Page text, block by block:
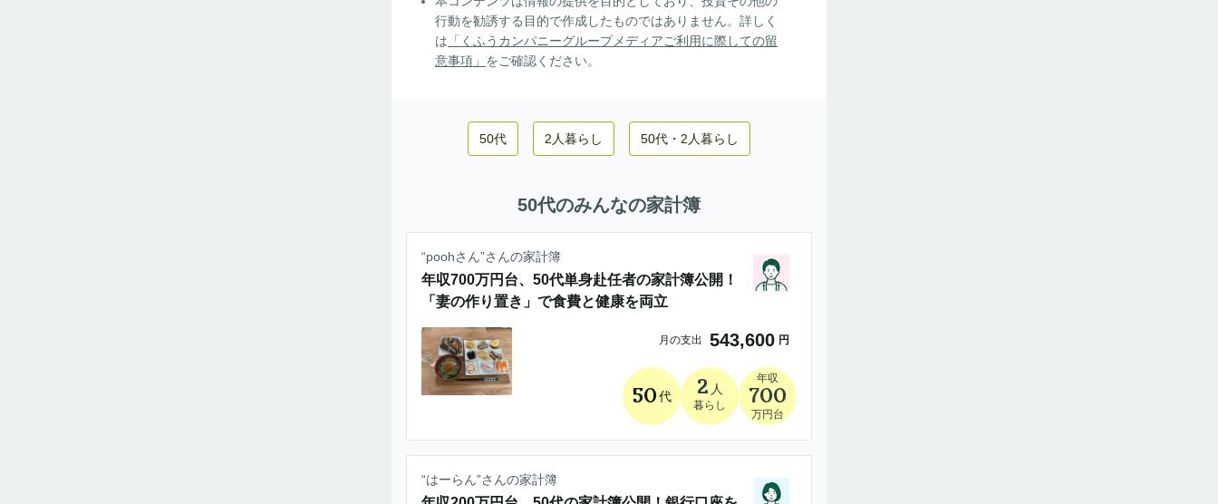
行動を勧誘する目的で作成したものではありません。詳しく
は 「くふうカンパニーグループメディアご利用に際しての留
意事項」 をご確認ください。
50代 2人暮らし 50代 ・ 2人暮らし
50代のみんなの家計簿
“poohさん”さんの家計簿
年収700万円台、50代単身赴任者の家計簿公開！
「妻の作り置き」で食費と健康を両立
月の支出 543,600 円
50代 2 人
暮らし
年収
700
万円台
“はーらん”さんの家計簿